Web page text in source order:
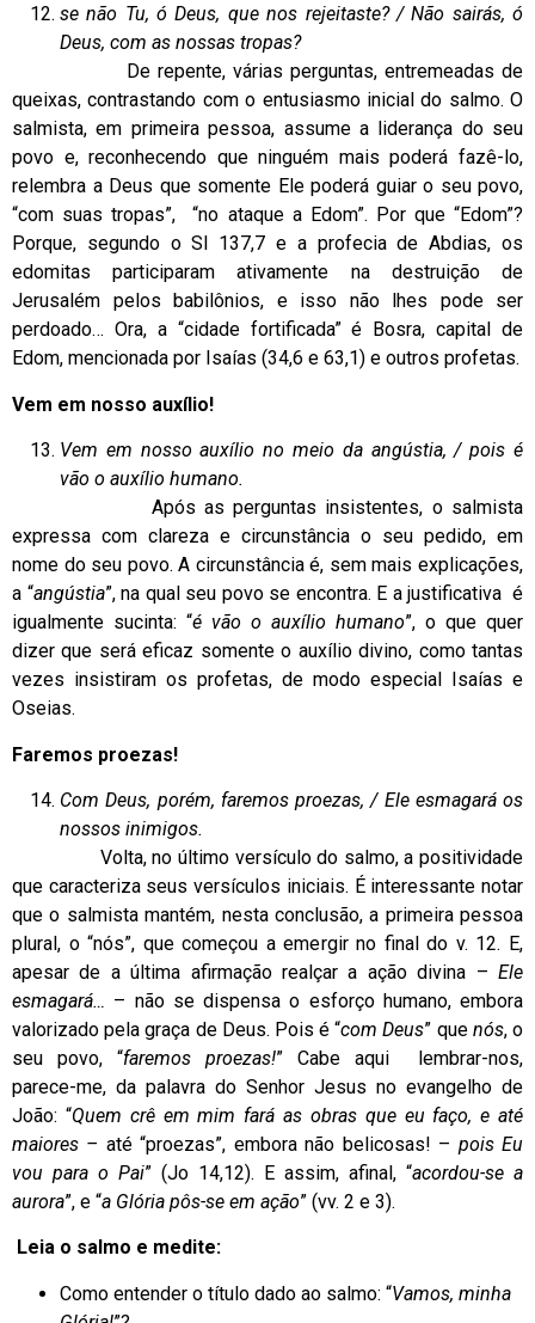
se não Tu, ó Deus, que nos rejeitaste? / Não sairás, ó
Deus, com as nossas tropas?
De repente, várias perguntas, entremeadas de
queixas, contrastando com o entusiasmo inicial do salmo. O
salmista, em primeira pessoa, assume a liderança do seu
povo e, reconhecendo que ninguém mais poderá fazê-lo,
relembra a Deus que somente Ele poderá guiar o seu povo,
“com suas tropas”, “no ataque a Edom”. Por que “Edom”?
Porque, segundo o Sl 137,7 e a profecia de Abdias, os
edomitas participaram ativamente na destruição de
Jerusalém pelos babilônios, e isso não lhes pode ser
perdoado… Ora, a “cidade fortificada” é Bosra, capital de
Edom, mencionada por Isaías (34,6 e 63,1) e outros profetas.
Vem em nosso auxílio!
Vem em nosso auxílio no meio da angústia, / pois é
vão o auxílio humano.
Após as perguntas insistentes, o salmista
expressa com clareza e circunstância o seu pedido, em
nome do seu povo. A circunstância é, sem mais explicações,
a “angústia”, na qual seu povo se encontra. E a justificativa é
igualmente sucinta: “é vão o auxílio humano”, o que quer
dizer que será eficaz somente o auxílio divino, como tantas
vezes insistiram os profetas, de modo especial Isaías e
Oseias.
Faremos proezas!
Com Deus, porém, faremos proezas, / Ele esmagará os
nossos inimigos.
Volta, no último versículo do salmo, a positividade
que caracteriza seus versículos iniciais. É interessante notar
que o salmista mantém, nesta conclusão, a primeira pessoa
plural, o “nós”, que começou a emergir no final do v. 12. E,
apesar de a última afirmação realçar a ação divina – Ele
esmagará… – não se dispensa o esforço humano, embora
valorizado pela graça de Deus. Pois é “com Deus” que nós, o
seu povo, “faremos proezas!” Cabe aqui lembrar-nos,
parece-me, da palavra do Senhor Jesus no evangelho de
João: “Quem crê em mim fará as obras que eu faço, e até
maiores – até “proezas”, embora não belicosas! – pois Eu
vou para o Pai” (Jo 14,12). E assim, afinal, “acordou-se a
aurora”, e “a Glória pôs-se em ação” (vv. 2 e 3).
Leia o salmo e medite:
Como entender o título dado ao salmo: “Vamos, minha